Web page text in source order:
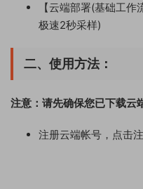
【云端部署(基础工
极速2秒采样)
二、使用方法：
注意：请先确保您已下载云
注册云端帐号，点击